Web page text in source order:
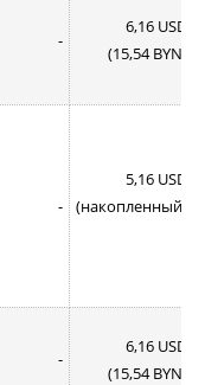
-
6,16 USD
(15,54 BYN)
-
5,16 USD
(накопленный)
-
6,16 USD
(15,54 BYN)